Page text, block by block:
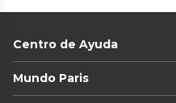
Centro de Ayuda
Mundo Paris